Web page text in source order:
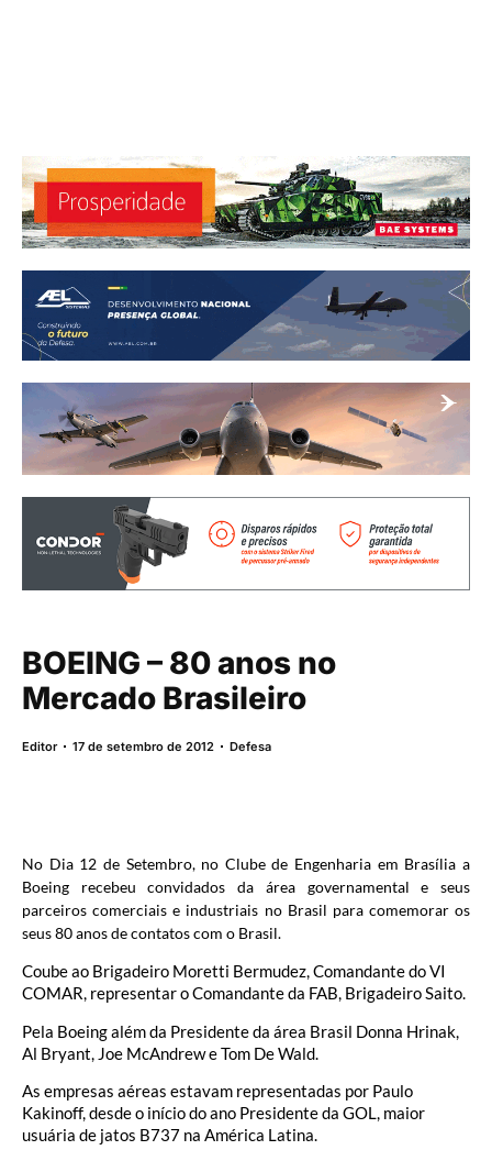
BOEING – 80 anos no
Mercado Brasileiro
Editor 17 de setembro de 2012 Defesa
No Dia 12 de Setembro, no Clube de Engenharia em Brasília a
Boeing recebeu convidados da área governamental e seus
parceiros comerciais e industriais no Brasil para comemorar os
seus 80 anos de contatos com o Brasil.
Coube ao Brigadeiro Moretti Bermudez, Comandante do VI
COMAR, representar o Comandante da FAB, Brigadeiro Saito.
Pela Boeing além da Presidente da área Brasil Donna Hrinak,
Al Bryant, Joe McAndrew e Tom De Wald.
As empresas aéreas estavam representadas por Paulo
Kakinoff, desde o início do ano Presidente da GOL, maior
usuária de jatos B737 na América Latina.